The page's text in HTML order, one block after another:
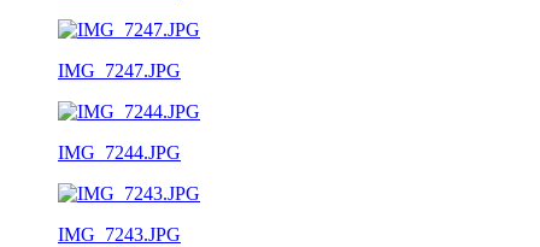
IMG_7247.JPG
IMG_7244.JPG
IMG_7243.JPG